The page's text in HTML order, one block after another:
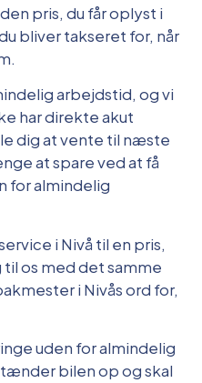
pris, du får oplyst i
bliver takseret for, når
arbejdstid, og vi
har direkte akut
dig at vente til næste
at spare ved at få
for almindelig
i Nivå til en pris,
til os med det samme
i Nivås ord for,
uden for almindelig
bilen op og skal